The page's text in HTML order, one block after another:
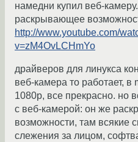
намедни купил веб-
раскрывающее
http://www.youtube.com/
v=zM4OvLCHmYo
драйверов для линукса
веб-камера то работает,
1080p, все прекрасно. но
с веб-камерой: он же
возможности, там всякие
слежения за лицом,